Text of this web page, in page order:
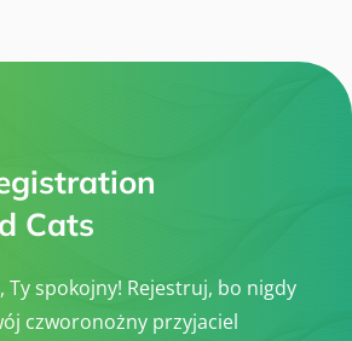
Cats
Ty spokojny! Rejestruj, bo nigdy
czworonożny przyjaciel